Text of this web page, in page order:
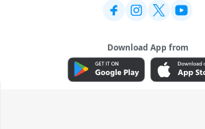
Download App from
ADVERTISEMENT